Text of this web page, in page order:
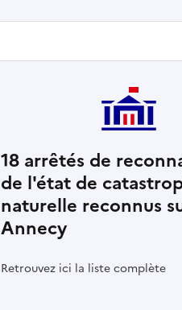
18 arrêtés de
de l'état de
naturelle reconnus
Annecy
Retrouvez ici la liste complète